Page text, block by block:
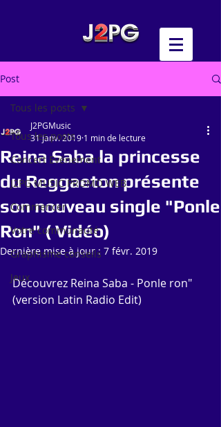
Post
Tous les posts
Concert Evénement
J2PG MUSIC PROMO WEB
Commencer
Votre communauté
Graphisme conseils
Jeux
Tous les posts
Reina Saba la princesse
du Reggaeton présente
son nouveau single "Ponle
Ron" ( Vidéo)
J2PGMusic
31 janv. 2019 1 min de lecture
Dernière mise à jour : 7 févr. 2019
Découvrez Reina Saba - Ponle ron"
(version Latin Radio Edit)